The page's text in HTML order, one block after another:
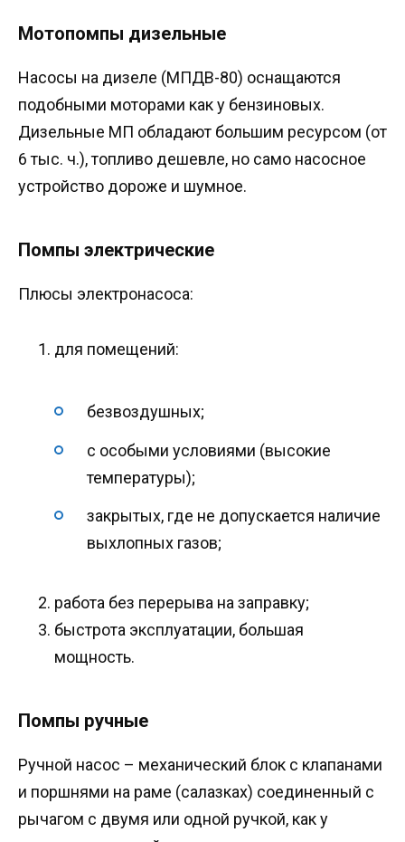
Мотопомпы дизельные
Насосы на дизеле (МПДВ-80) оснащаются
подобными моторами как у бензиновых.
Дизельные МП обладают большим ресурсом (от
6 тыс. ч.), топливо дешевле, но само насосное
устройство дороже и шумное.
Помпы электрические
Плюсы электронасоса:
для помещений:
безвоздушных;
с особыми условиями (высокие
температуры);
закрытых, где не допускается наличие
выхлопных газов;
работа без перерыва на заправку;
быстрота эксплуатации, большая
мощность.
Помпы ручные
Ручной насос – механический блок с клапанами
и поршнями на раме (салазках) соединенный с
рычагом с двумя или одной ручкой, как у